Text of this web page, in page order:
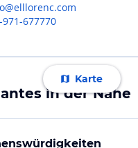
971-677770
Karte
in der Nähe